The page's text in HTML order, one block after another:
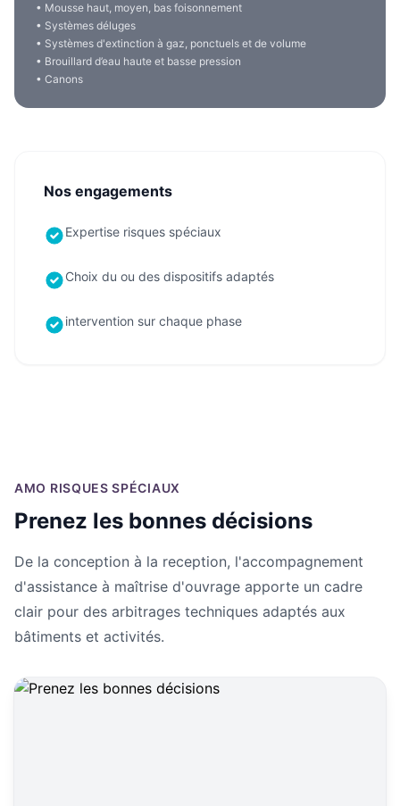
• Mousse haut, moyen, bas foisonnement
• Systèmes déluges
• Systèmes d'extinction à gaz, ponctuels et de volume
• Brouillard d’eau haute et basse pression
• Canons
Nos engagements
Expertise risques spéciaux
Choix du ou des dispositifs adaptés
intervention sur chaque phase
AMO RISQUES SPÉCIAUX
Prenez les bonnes décisions
De la conception à la reception, l'accompagnement
d'assistance à maîtrise d'ouvrage apporte un cadre
clair pour des arbitrages techniques adaptés aux
bâtiments et activités.